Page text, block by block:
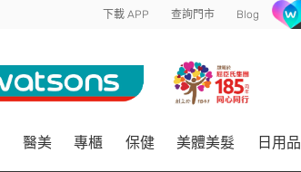
下載 APP 查詢門市 Blog
醫美 專櫃 保健 美體美髮 日用品